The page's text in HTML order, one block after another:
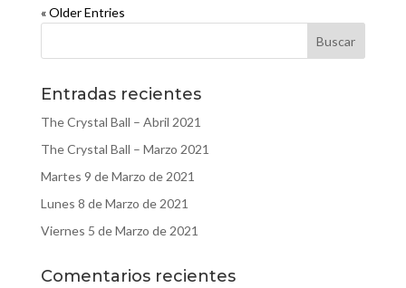
« Older Entries
Entradas recientes
The Crystal Ball – Abril 2021
The Crystal Ball – Marzo 2021
Martes 9 de Marzo de 2021
Lunes 8 de Marzo de 2021
Viernes 5 de Marzo de 2021
Comentarios recientes